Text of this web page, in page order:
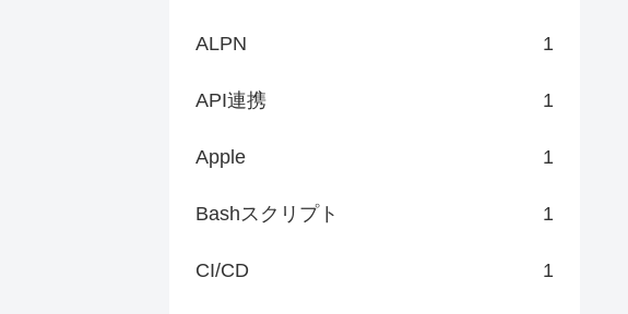
ALPN 1
API連携 1
Apple 1
Bashスクリプト 1
CI/CD 1